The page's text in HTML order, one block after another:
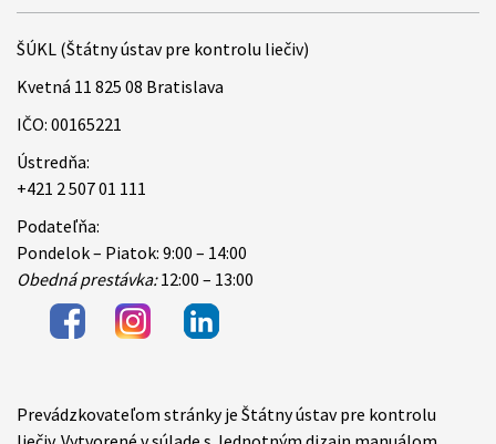
ŠÚKL (Štátny ústav pre kontrolu liečiv)
Kvetná 11 825 08 Bratislava
IČO: 00165221
Ústredňa:
+421 2 507 01 111
Podateľňa:
Pondelok – Piatok: 9:00 – 14:00
Obedná prestávka:12:00 – 13:00
Items
Prevádzkovateľom stránky je Štátny ústav pre kontrolu